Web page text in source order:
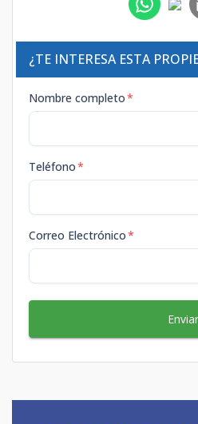
¿TE INTERESA ESTA
Nombre completo*
Teléfono*
Correo Electrónico*
Enviar